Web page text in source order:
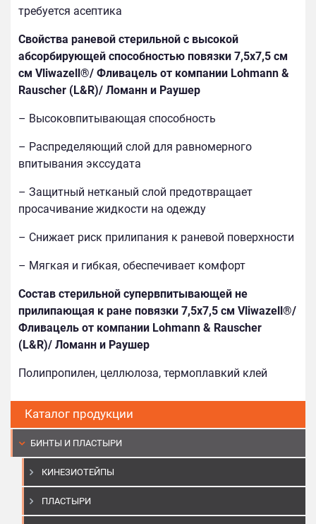
Каталог продукции
БИНТЫ И ПЛАСТЫРИ
КИНЕЗИОТЕЙПЫ
ПЛАСТЫРИ
требуется асептика
Свойства раневой стерильной с высокой
абсорбирующей способностью повязки 7,5х7,5 см
см Vliwazell®/ Фливацель от компании Lohmann &
Rauscher (L&R)/ Ломанн и Раушер
– Высоковпитывающая способность
– Распределяющий слой для равномерного
впитывания экссудата
– Защитный нетканый слой предотвращает
просачивание жидкости на одежду
– Снижает риск прилипания к раневой поверхности
– Мягкая и гибкая, обеспечивает комфорт
Состав стерильной супервпитывающей не
прилипающая к ране повязки 7,5х7,5 см Vliwazell®/
Фливацель от компании Lohmann & Rauscher
(L&R)/ Ломанн и Раушер
Полипропилен, целлюлоза, термоплавкий клей